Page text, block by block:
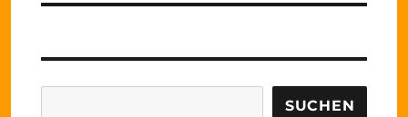
SUCHEN